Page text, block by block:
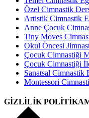
Özel Cimnastik
Artistik Cimnastik
Anne Çocuk
Tiny Moves
Okul Öncesi
Çocuk Cimnastiği
Çocuk Cimnastiği
Sanatsal Cimnastik
Montessori
GİZLİLİK